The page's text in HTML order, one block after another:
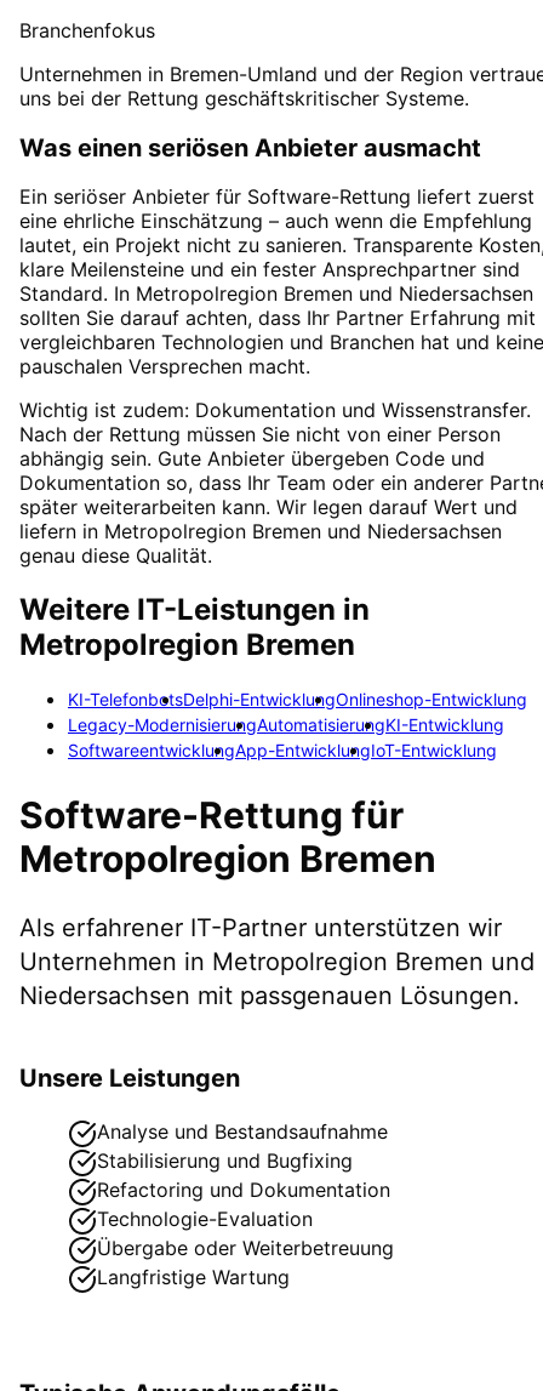
Branchenfokus
Unternehmen in Bremen-Umland und der Region
uns bei der Rettung geschäftskritischer Systeme.
Was einen seriösen Anbieter ausmacht
Ein seriöser Anbieter für Software-Rettung liefert zuerst
eine ehrliche Einschätzung – auch wenn die Empfehlung
lautet, ein Projekt nicht zu sanieren. Transparente
klare Meilensteine und ein fester Ansprechpartner sind
Standard. In Metropolregion Bremen und Niedersachsen
sollten Sie darauf achten, dass Ihr Partner Erfahrung mit
vergleichbaren Technologien und Branchen hat und keine
pauschalen Versprechen macht.
Wichtig ist zudem: Dokumentation und Wissenstransfer.
Nach der Rettung müssen Sie nicht von einer Person
abhängig sein. Gute Anbieter übergeben Code und
Dokumentation so, dass Ihr Team oder ein anderer
später weiterarbeiten kann. Wir legen darauf Wert und
liefern in Metropolregion Bremen und Niedersachsen
genau diese Qualität.
Weitere IT-Leistungen in
Metropolregion Bremen
KI-TelefonbotsDelphi-EntwicklungOnlineshop-Entwicklung
Legacy-ModernisierungAutomatisierungKI-Entwicklung
SoftwareentwicklungApp-EntwicklungIoT-Entwicklung
Software-Rettung für
Metropolregion Bremen
Als erfahrener IT-Partner unterstützen wir
Unternehmen in Metropolregion Bremen und
Niedersachsen mit passgenauen Lösungen.
Unsere Leistungen
Analyse und Bestandsaufnahme
Stabilisierung und Bugfixing
Refactoring und Dokumentation
Technologie-Evaluation
Übergabe oder Weiterbetreuung
Langfristige Wartung